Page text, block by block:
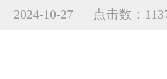
2024-10-27 点击数：